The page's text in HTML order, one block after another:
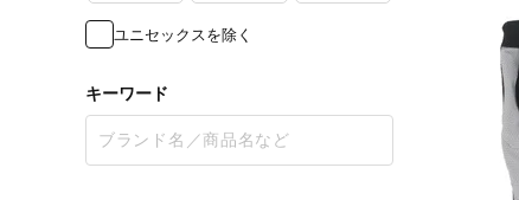
ユニセックスを除く
キーワード